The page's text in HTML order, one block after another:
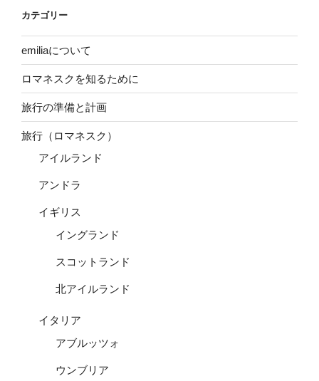
カテゴリー
emiliaについて
ロマネスクを知るために
旅行の準備と計画
旅行（ロマネスク）
アイルランド
アンドラ
イギリス
イングランド
スコットランド
北アイルランド
イタリア
アブルッツォ
ウンブリア